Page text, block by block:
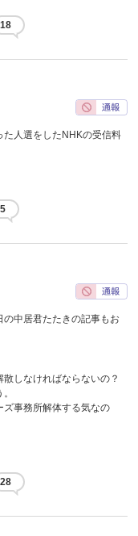
18
人選をしたNHKの受信料
中居君たたきの記事もお
しなければならないの？
事務所解体する気なの
28